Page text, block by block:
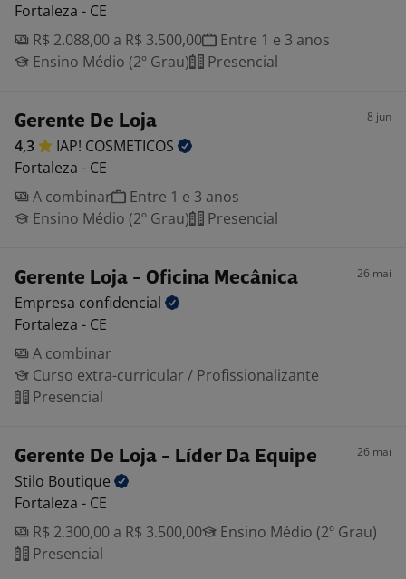
Fortaleza - CE
R$ 2.088,00 a R$ 3.500,00
Entre 1 e 3 anos
Ensino Médio (2º Grau)
Presencial
Gerente De Loja 8 jun
4,3 IAP! COSMETICOS
Fortaleza - CE
A combinar
Entre 1 e 3 anos
Ensino Médio (2º Grau)
Presencial
Gerente Loja - Oficina Mecânica 26 mai
Empresa confidencial
Fortaleza - CE
A combinar
Curso extra-curricular / Profissionalizante
Presencial
Gerente De Loja - Líder Da Equipe 26 mai
Stilo Boutique
Fortaleza - CE
R$ 2.300,00 a R$ 3.500,00
Ensino Médio (2º Grau)
Presencial